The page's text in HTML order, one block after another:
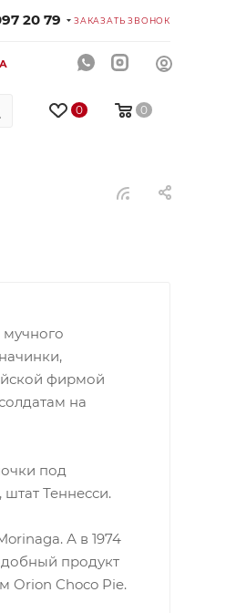
20 79 ЗАКАЗАТЬ ЗВОНОК
0 0
фирмой
на
под
Теннесси.
А в 1974
продукт
Orion Choco Pie.